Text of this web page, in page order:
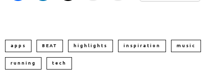
apps BEAT highlights inspiration music
running tech